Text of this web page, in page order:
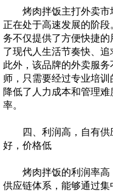
烤肉拌饭主打外卖市
正在处于高速发展的阶
务不仅提供了方便快捷
了现代人生活节奏快、追
此外，该品牌的外卖服
师，只需要经过专业培
降低了人力成本和管理
率。
四、利润高，自有供
好，价格低
烤肉拌饭的利润率高
供应链体系，能够通过